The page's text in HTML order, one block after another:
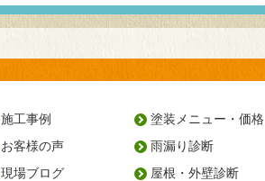
施工事例
お客様の声
現場ブログ
塗装メニュー・価格
雨漏り診断
屋根・外壁診断